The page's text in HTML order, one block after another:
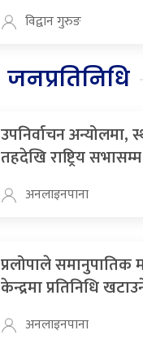
विद्वान गुरुङ
जनप्रतिनिधि
उपनिर्वाचन अन्योलमा,
तहदेखि राष्ट्रिय सभासम्म
अनलाइनपाना
प्रलोपाले
केन्द्रमा प्रतिनिधि
अनलाइनपाना